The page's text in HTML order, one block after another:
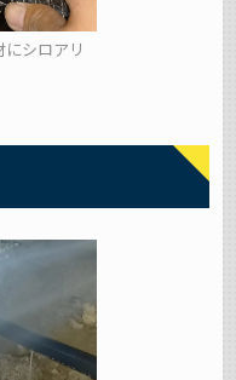
シロアリ